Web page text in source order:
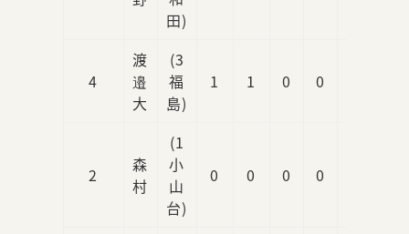
田)
4
渡
邉
大
(3
福
島)
1 1 0 0
2
森
村
(1
小
山
台)
0 0 0 0